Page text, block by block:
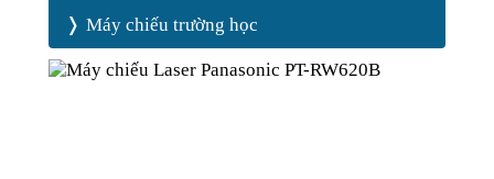
Máy chiếu trường học